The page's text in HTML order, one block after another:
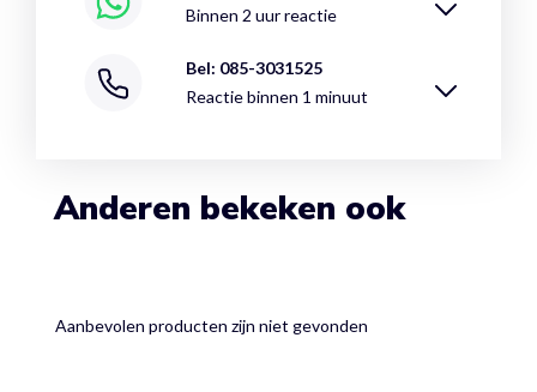
Binnen 2 uur reactie
Bel: 085-3031525
Reactie binnen 1 minuut
Anderen bekeken ook
Aanbevolen producten zijn niet gevonden